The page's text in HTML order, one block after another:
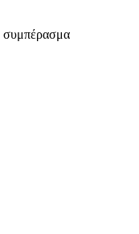
συμπέρασμα